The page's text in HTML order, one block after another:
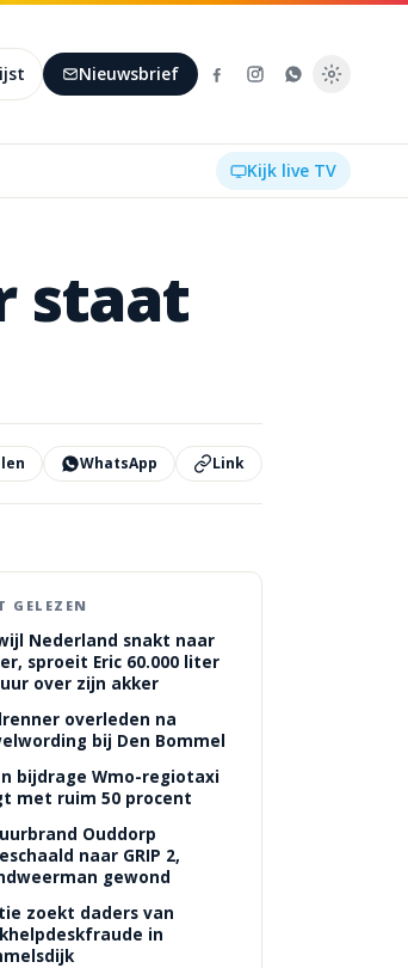
Nieuwsbrief
Kijk live TV
staat
WhatsApp Link
GELEZEN
Nederland snakt naar
sproeit Eric 60.000 liter
over zijn akker
overleden na
bij Den Bommel
bijdrage Wmo-regiotaxi
met ruim 50 procent
Ouddorp
naar GRIP 2,
gewond
zoekt daders van
in